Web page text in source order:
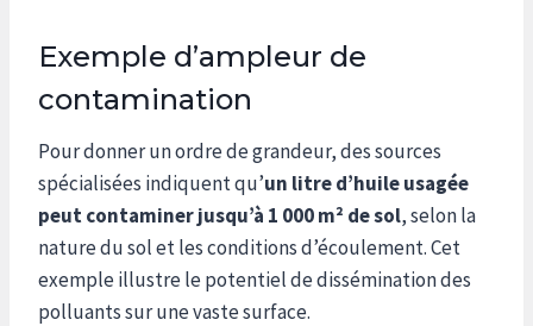
Exemple d’ampleur de
contamination
Pour donner un ordre de grandeur, des sources
spécialisées indiquent qu’un litre d’huile usagée
peut contaminer jusqu’à 1 000 m² de sol, selon la
nature du sol et les conditions d’écoulement. Cet
exemple illustre le potentiel de dissémination des
polluants sur une vaste surface.